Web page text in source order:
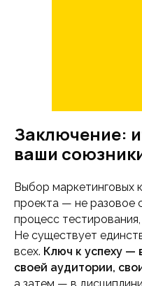
Заключение:
ваши
Выбор маркетинговых
проекта — не разовое
процесс
Не существует
всех. Ключ к успеху —
своей аудитории,